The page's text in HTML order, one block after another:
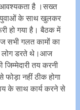
आवश्यकता है ।सख्त
युवाओं के साथ खुलकर
हो गया है। बैठक में
सभी गलत कामों का
लोग डरते थे।आज
तय करनी
नहीं ठीक होगा
के साथ कार्य करने से